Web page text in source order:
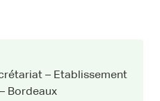
– Etablissement
Bordeaux